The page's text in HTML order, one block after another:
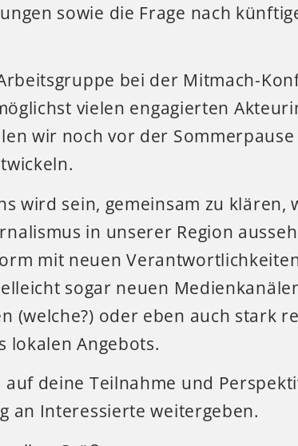
sowie die Frage nach
bei der Mitmach-
vielen engagierten
wir noch vor der
wird sein, gemeinsam zu klären,
in unserer Region
mit neuen
sogar neuen
(welche?) oder eben auch stark
lokalen Angebots.
deine Teilnahme und
an Interessierte weitergeben.